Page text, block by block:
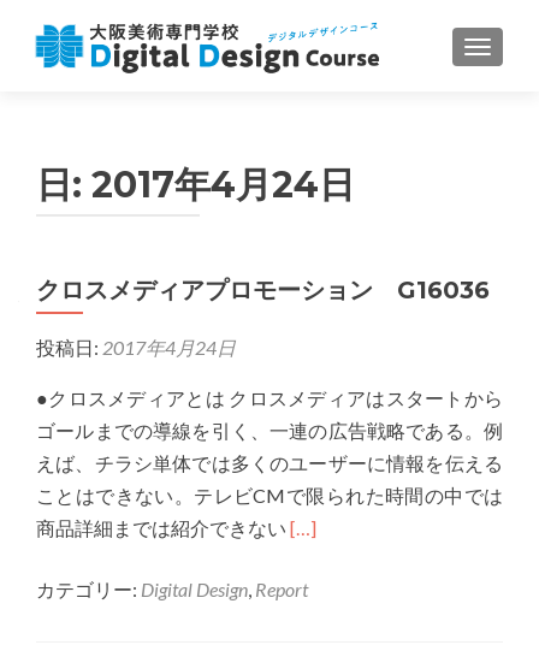
ナビゲ
日: 2017年4月24日
クロスメディアプロモーション G16036
投稿日: 2017年4月24日
●クロスメディアとは クロスメディアはスタートから
ゴールまでの導線を引く、一連の広告戦略である。例
えば、チラシ単体では多くのユーザーに情報を伝える
ことはできない。テレビCMで限られた時間の中では
商品詳細までは紹介できない Read
about
[…]
カテゴリー: Digital Design, Report